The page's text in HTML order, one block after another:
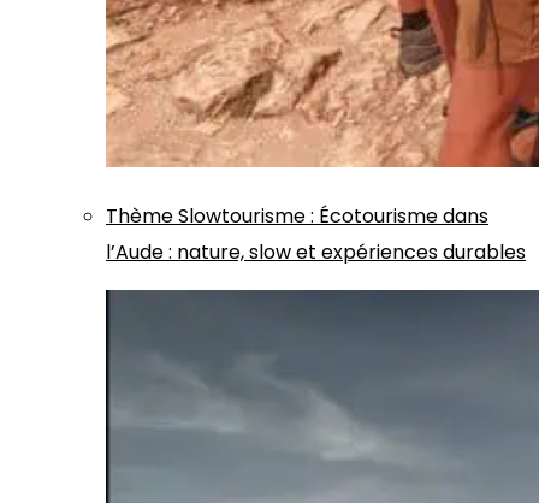
ThèmeSlowtourisme: Écotourisme dans
l’Aude : nature, slow et expériences durables